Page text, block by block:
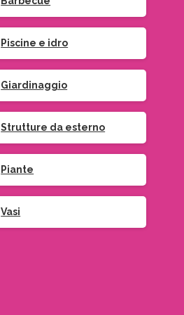
Piscine e idro
Giardinaggio
Strutture da esterno
Piante
Vasi